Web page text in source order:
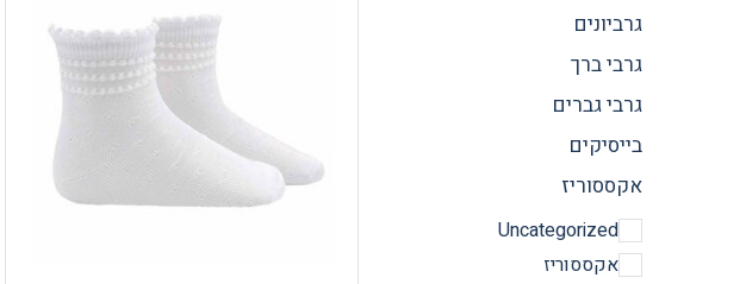
גרביונים
גרבי ברך
גרבי גברים
בייסיקים
אקססוריז
Uncategorized
אקססוריז